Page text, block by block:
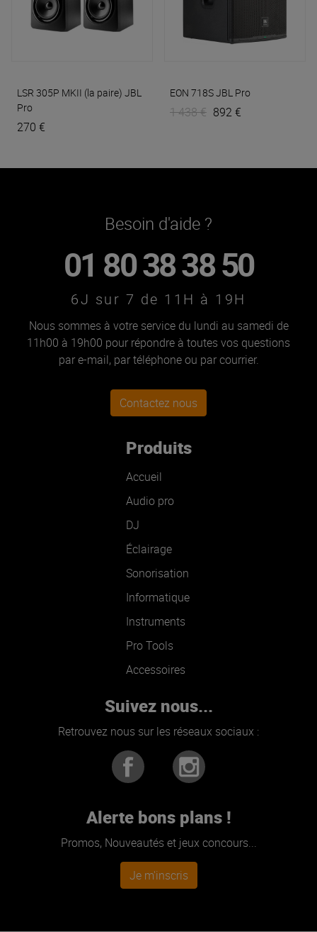
LSR 305P MKII (la paire) JBL
Pro
270 €
EON 718SJBL Pro
1 438 € 892 €
Besoin d'aide ?
01 80 38 38 50
6J sur 7 de 11H à 19H
Nous sommes à votre service du lundi au samedi de
11h00 à 19h00 pour répondre à toutes vos questions
par e-mail, par téléphone ou par courrier.
Contactez nous
Produits
Accueil
Audio pro
DJ
Éclairage
Sonorisation
Informatique
Instruments
Pro Tools
Accessoires
Suivez nous...
Retrouvez nous sur les réseaux sociaux :
Alerte bons plans !
Promos, Nouveautés et jeux concours...
Je m'inscris